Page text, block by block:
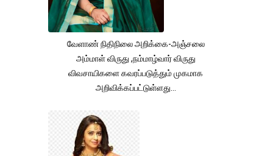
வேளாண் நிதிநிலை அறிக்கை-அஞ்சலை
அம்மாள் விருது ,நம்மாழ்வார் விருது
விவசாயிகளை கவரப்படுத்தும் முகமாக
அறிவிக்கப்பட்டுள்ளது...